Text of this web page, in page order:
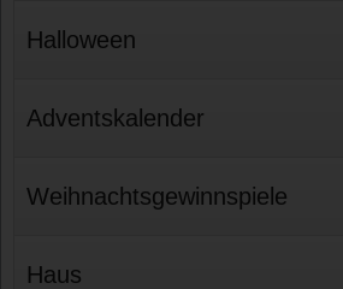
Halloween
Adventskalender
Weihnachtsgewinnspiele
Haus